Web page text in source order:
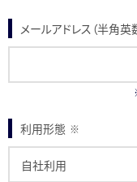
メールアドレス（半角英
利用形態 ※